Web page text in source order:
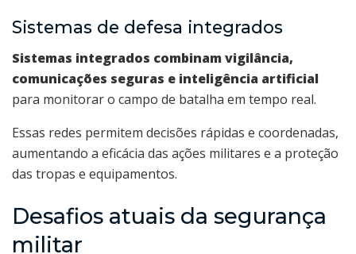
Sistemas de defesa integrados
Sistemas integrados combinam vigilância,
comunicações seguras e inteligência artificial
para monitorar o campo de batalha em tempo real.
Essas redes permitem decisões rápidas e coordenadas,
aumentando a eficácia das ações militares e a proteção
das tropas e equipamentos.
Desafios atuais da segurança
militar